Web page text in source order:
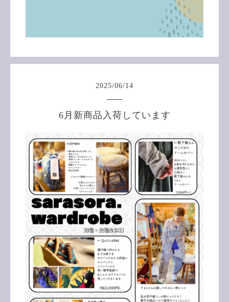
2025/06/14
6月新商品入荷しています